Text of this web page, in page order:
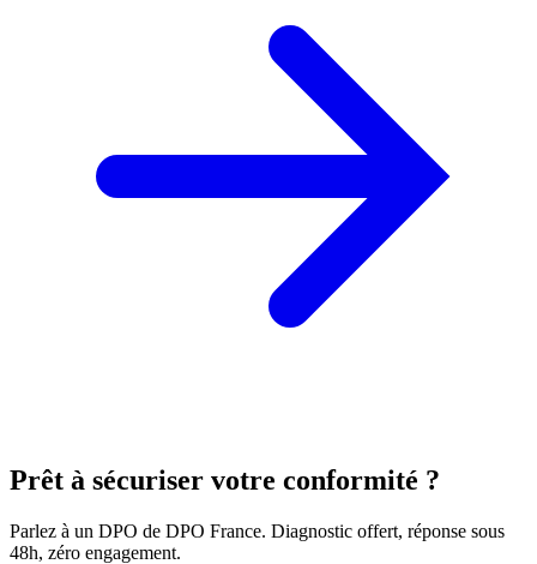
Prêt à sécuriser votre conformité ?
Parlez à un DPO de DPO France. Diagnostic offert, réponse sous
48h, zéro engagement.